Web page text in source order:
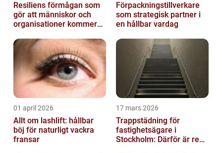
Resiliens förmågan som
gör att människor och
organisationer kommer
Förpackningstillverkare
som strategisk partner i
en hållbar vardag
01 april 2026
Allt om lashlift: hållbar
böj för naturligt vackra
fransar
17 mars 2026
Trappstädning för
fastighetsägare i
Stockholm: Därför är rena